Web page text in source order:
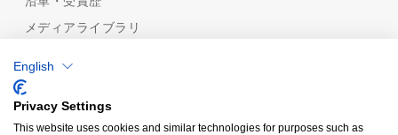
メディアライブラリ
めっき技術一覧
機能性から探す
めっきの種類から探す
English
Privacy Settings
This website uses cookies and similar technologies for purposes such as